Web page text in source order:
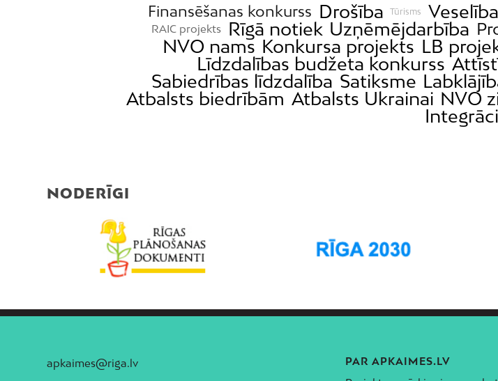
Finansēšanas konkurss Drošība Tūrisms Veselība
RAIC projekts Rīgā notiek Uzņēmējdarbība
NVO nams Konkursa projekts LB
Līdzdalības budžeta konkurss
Sabiedrības līdzdalība Satiksme
Atbalsts biedrībām Atbalsts Ukrainai NVO
NODERĪGI
apkaimes@riga.lv PAR APKAIMES.LV